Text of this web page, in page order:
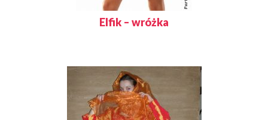
Elfik – wróżka